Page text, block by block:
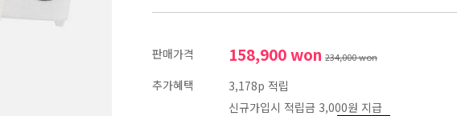
판매가격 158,900won 234,000won
추가혜택
3,178p 적립
신규가입시 적립금 3,000원 지급